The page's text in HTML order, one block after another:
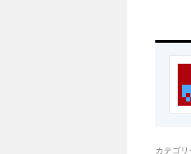
カテゴリ